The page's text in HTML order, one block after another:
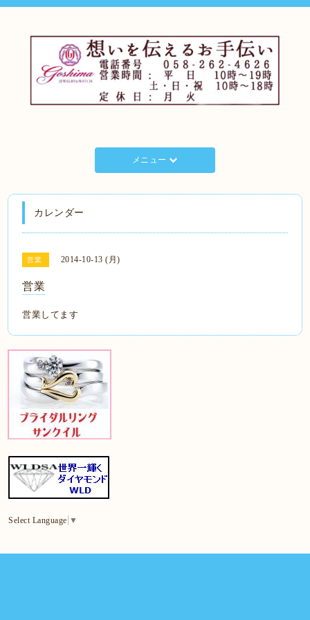
メニュー
カレンダー
営業 2014-10-13 (月)
営業
営業してます
Select Language ▼